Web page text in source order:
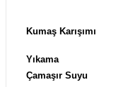
Kumaş Karışımı
Yıkama
Çamaşır Suyu